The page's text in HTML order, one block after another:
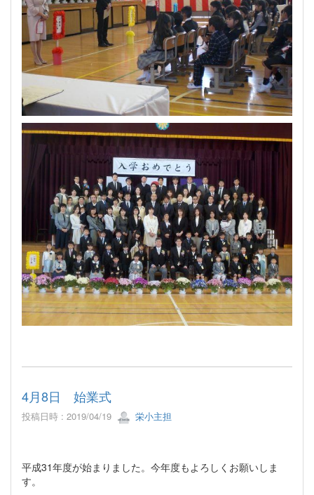
4月8日 始業式
投稿日時 : 2019/04/19 栄小主担
平成31年度が始まりました。今年度もよろしくお願いしま
す。